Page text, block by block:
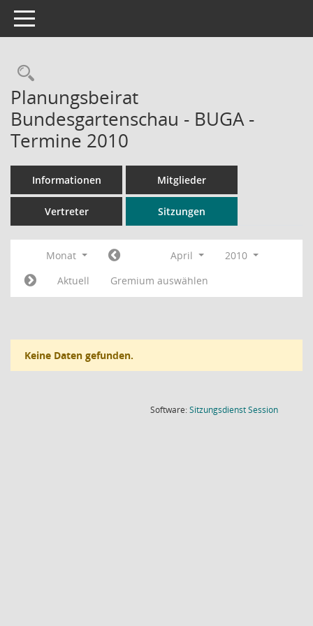
Toggle navigation
Rechercheauswahl
Planungsbeirat
Bundesgartenschau - BUGA -
Termine 2010
Informationen Mitglieder
Vertreter Sitzungen
Monat April
2010
Aktuell
Gremium auswählen
Keine Daten gefunden.
Software:SitzungsdienstSession(Wird in